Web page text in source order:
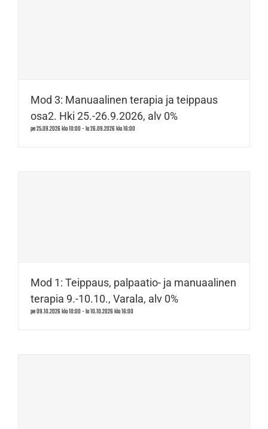
Mod 3: Manuaalinen terapia ja teippaus
osa2. Hki 25.-26.9.2026, alv 0%
pe 25.09.2026 klo 10:00-la 26.09.2026 klo 16:00
Mod 1: Teippaus, palpaatio- ja manuaalinen
terapia 9.-10.10., Varala, alv 0%
pe 09.10.2026 klo 10:00-la 10.10.2026 klo 16:00